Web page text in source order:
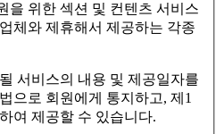
을 위한 섹션 및 컨텐츠 서비스
체와 제휴해서 제공하는 각종
서비스의 내용 및 제공일자를
으로 회원에게 통지하고, 제1
여 제공할 수 있습니다.